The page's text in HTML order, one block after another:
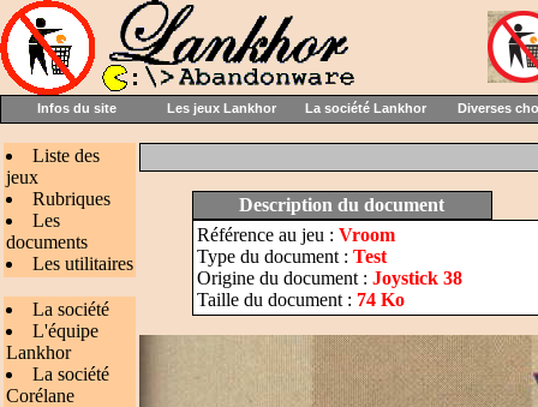
Infos du site Les jeux Lankhor La société Lankhor Diverses
Liste des
jeux
Rubriques
Les
documents
Les utilitaires
La société
L'équipe
Lankhor
La société
Corélane
Description du document
Référence au jeu : Vroom
Type du document : Test
Origine du document : Joystick 38
Taille du document : 74 Ko